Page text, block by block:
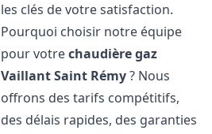
les clés de votre satisfaction.
Pourquoi choisir notre équipe
pour votrechaudière gaz
VaillantSaint Rémy? Nous
offrons des tarifs compétitifs,
des délais rapides, des garanties